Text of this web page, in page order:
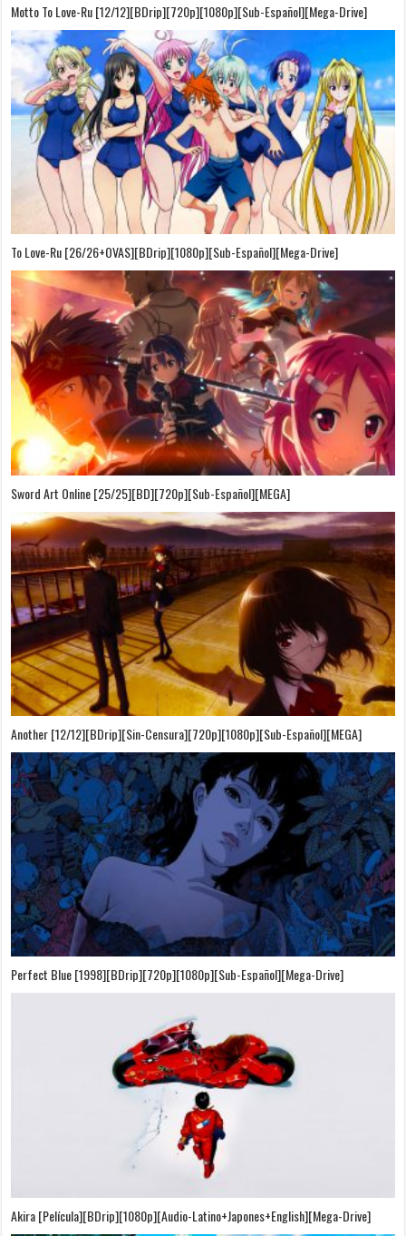
Motto To Love-Ru [12/12][BDrip][720p][1080p][Sub-Español][Mega-Drive]
To Love-Ru [26/26+OVAS][BDrip][1080p][Sub-Español][Mega-Drive]
Sword Art Online [25/25][BD][720p][Sub-Español][MEGA]
Another [12/12][BDrip][Sin-Censura][720p][1080p][Sub-Español][MEGA]
Perfect Blue [1998][BDrip][720p][1080p][Sub-Español][Mega-Drive]
Akira [Película][BDrip][1080p][Audio-Latino+Japones+English][Mega-Drive]